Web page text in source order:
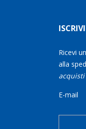
Ricevi
alla
E-mail